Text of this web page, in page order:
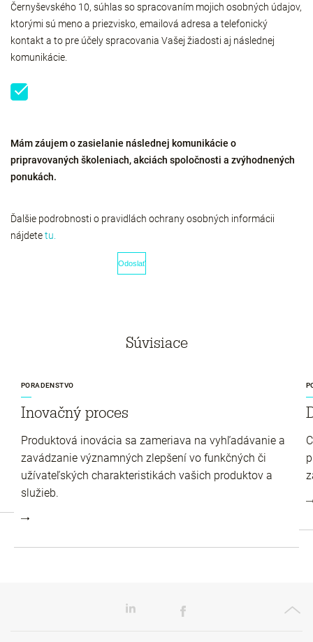
Černyševského 10, súhlas so spracovaním mojich osobných údajov,
ktorými sú meno a priezvisko, emailová adresa a telefonický
kontakt a to pre účely spracovania Vašej žiadosti aj následnej
komunikácie.
Mám záujem o zasielanie následnej komunikácie o
pripravovaných školeniach, akciách spoločnosti a zvýhodnených
ponukách.
Ďalšie podrobnosti o pravidlách ochrany osobných informácii
nájdetetu.
Súvisiace
PORADENSTVO
Inovačný proces
Produktová inovácia sa zameriava na vyhľadávanie a
zavádzanie významných zlepšení vo funkčných či
užívateľských charakteristikách vašich produktov a
služieb.